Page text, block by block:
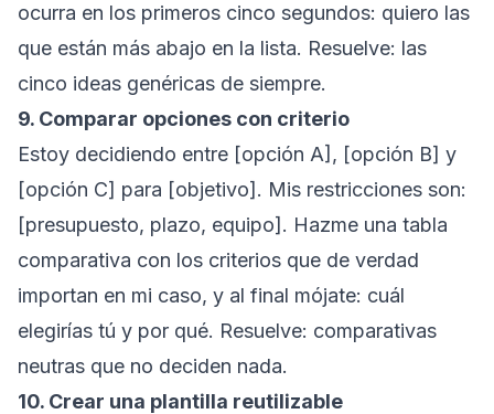
ocurra en los primeros cinco segundos: quiero las
que están más abajo en la lista. Resuelve: las
cinco ideas genéricas de siempre.
9. Comparar opciones con criterio
Estoy decidiendo entre [opción A], [opción B] y
[opción C] para [objetivo]. Mis restricciones son:
[presupuesto, plazo, equipo]. Hazme una tabla
comparativa con los criterios que de verdad
importan en mi caso, y al final mójate: cuál
elegirías tú y por qué. Resuelve: comparativas
neutras que no deciden nada.
10. Crear una plantilla reutilizable